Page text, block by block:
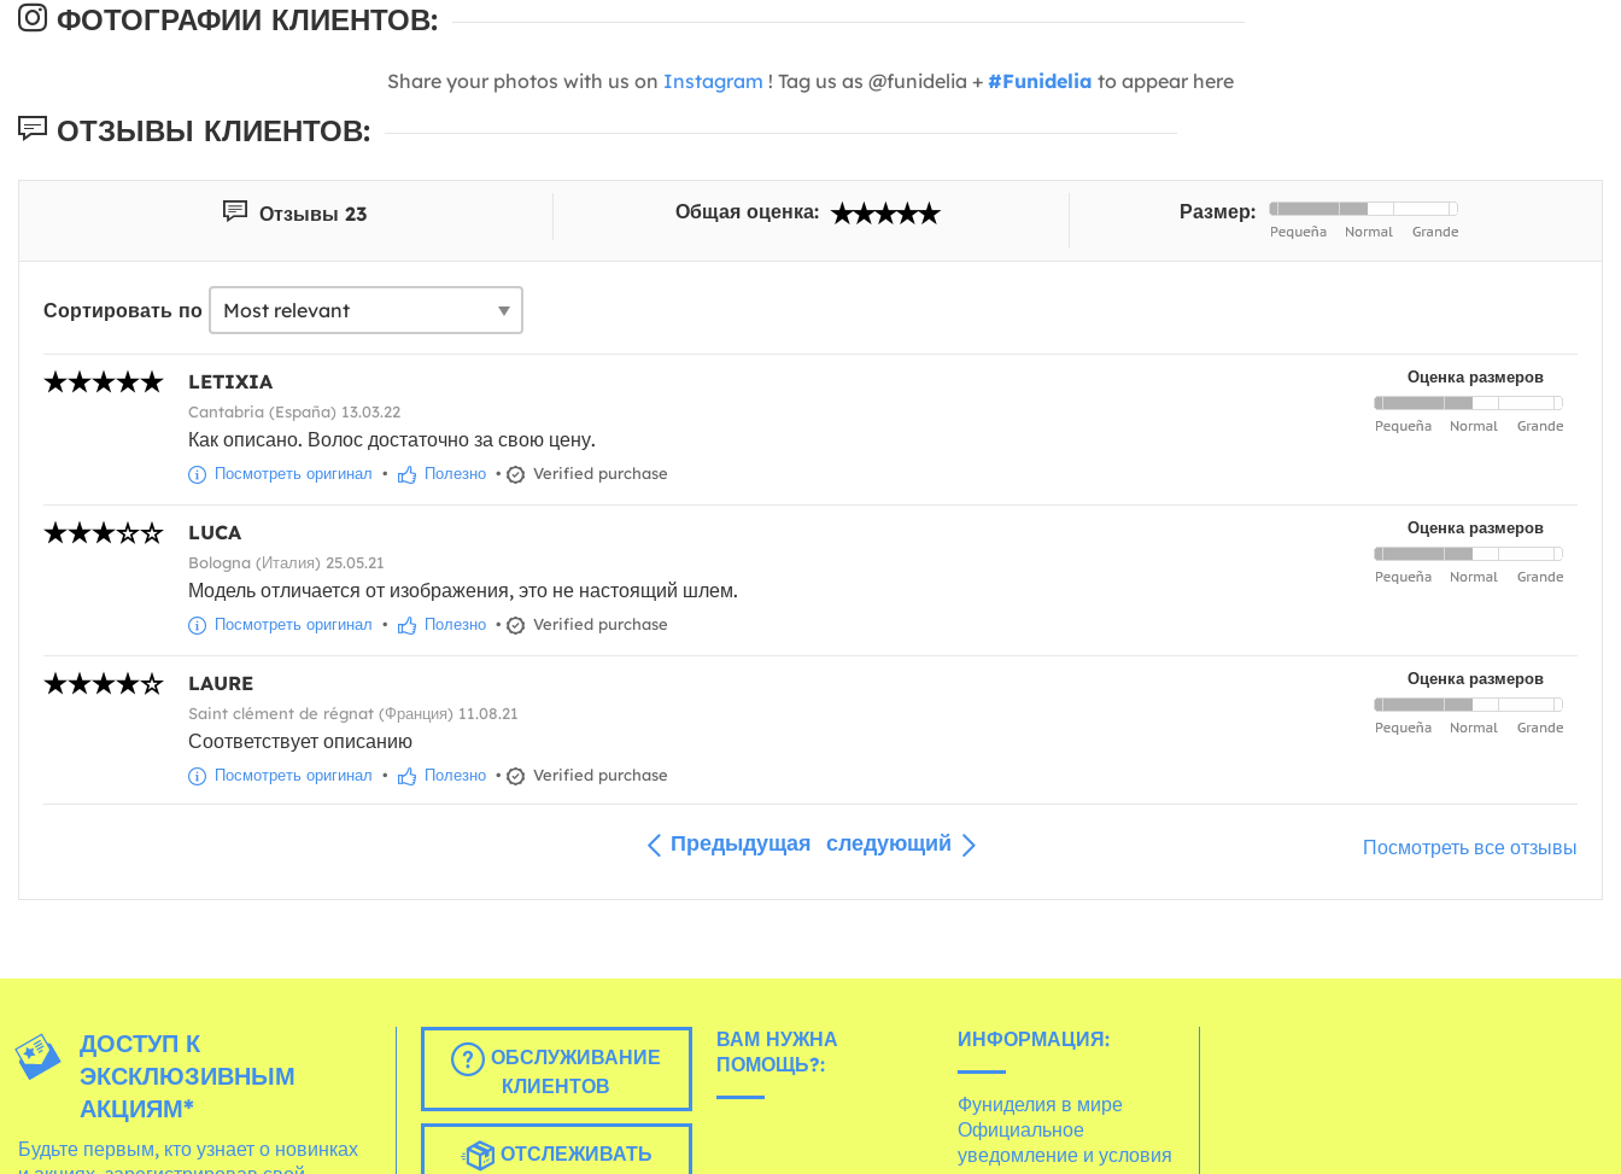
ФОТОГРАФИИ КЛИЕНТОВ:
Share your photos with us on Instagram ! Tag us as @funidelia + #Funidelia to appear here
ОТЗЫВЫ КЛИЕНТОВ:
Отзывы 23 Общая оценка: Размер:
Сортировать по
Оценка размеров
LETIXIA
Cantabria (España) 13.03.22
Как описано. Волос достаточно за свою цену.
Посмотреть оригинал • Полезно • Verified purchase
Оценка размеров
LUCA
Bologna (Италия) 25.05.21
Модель отличается от изображения, это не настоящий шлем.
Посмотреть оригинал • Полезно • Verified purchase
Оценка размеров
LAURE
Saint clément de régnat (Франция) 11.08.21
Соответствует описанию
Посмотреть оригинал • Полезно • Verified purchase
Предыдущая следующий Посмотреть все отзывы
ДОСТУП К
ЭКСКЛЮЗИВНЫМ
АКЦИЯМ*
Будьте первым, кто узнает о новинках
ОБСЛУЖИВАНИЕ
КЛИЕНТОВ
ОТСЛЕЖИВАТЬ
ВАМ НУЖНА
ПОМОЩЬ?:
ИНФОРМАЦИЯ:
Фуниделия в мире
Официальное
уведомление и условия